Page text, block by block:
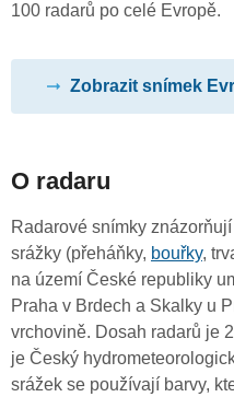
100 radarů po celé Evropě.
Zobrazit snímek
O radaru
Radarové snímky
srážky (přeháňky, bouřky,
na území České republiky
Praha v Brdech a Skalky u
vrchovině. Dosah radarů je
je Český
srážek se používají barvy,